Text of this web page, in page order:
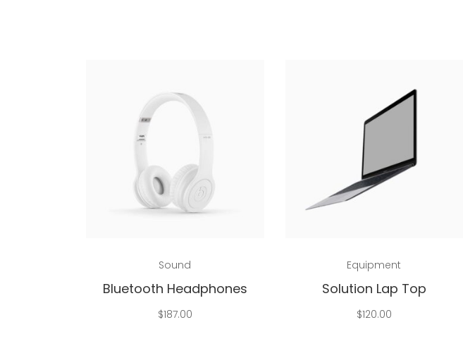
Sound
Bluetooth Headphones
$187.00
Equipment
Solution Lap Top
$120.00